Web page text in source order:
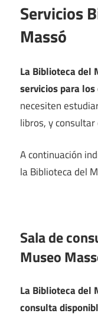
Servicios
Massó
La Biblioteca del
servicios para
necesiten
libros, y
A continuación
la Biblioteca del
Sala de
Museo
La Biblioteca del
consulta